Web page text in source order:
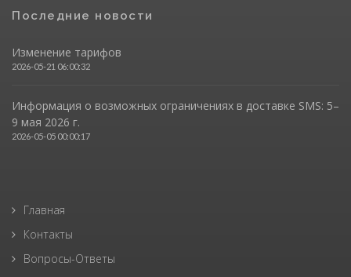
Последние новости
Изменение тарифов
2026-05-21 06:00:32
Информация о возможных ограничениях в доставке SMS: 5–
9 мая 2026 г.
2026-05-05 00:00:17
Главная
Контакты
Вопросы-Ответы